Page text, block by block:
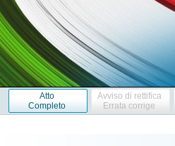
Atto
Completo
Avviso di rettifica
Errata corrige